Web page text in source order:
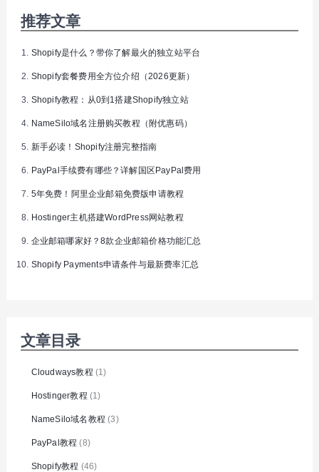
推荐文章
Shopify是什么？带你了解最火的独立站平台
Shopify套餐费用全方位介绍（2026更新）
Shopify教程：从0到1搭建Shopify独立站
NameSilo域名注册购买教程（附优惠码）
新手必读！Shopify注册完整指南
PayPal手续费有哪些？详解国区PayPal费用
5年免费！阿里企业邮箱免费版申请教程
Hostinger主机搭建WordPress网站教程
企业邮箱哪家好？8款企业邮箱价格功能汇总
Shopify Payments申请条件与最新费率汇总
文章目录
Cloudways教程 (1)
Hostinger教程 (1)
NameSilo域名教程 (3)
PayPal教程 (8)
Shopify教程 (46)